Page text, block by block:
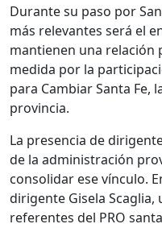
Durante su paso por
más relevantes será el
mantienen una relación
medida por la
para Cambiar Santa Fe,
provincia.
La presencia de
de la administración
consolidar ese vínculo.
dirigente Gisela Scaglia,
referentes del PRO